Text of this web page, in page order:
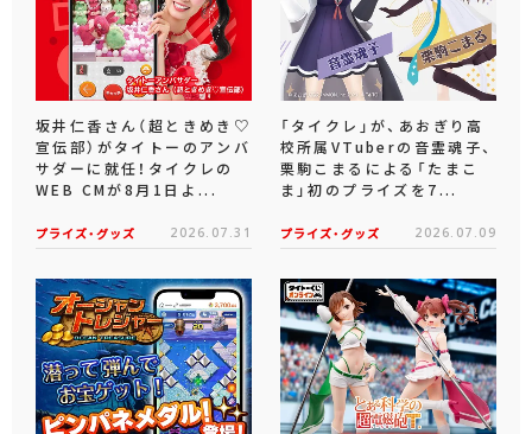
坂井仁香さん（超ときめき♡
宣伝部）がタイトーのアンバ
サダーに就任！タイクレの
WEB CMが8月1日よ...
プライズ・グッズ 2026.07.31
「タイクレ」が、あおぎり高
校所属VTuberの音霊魂子、
栗駒こまるによる「たまこ
ま」初のプライズを7...
プライズ・グッズ 2026.07.09